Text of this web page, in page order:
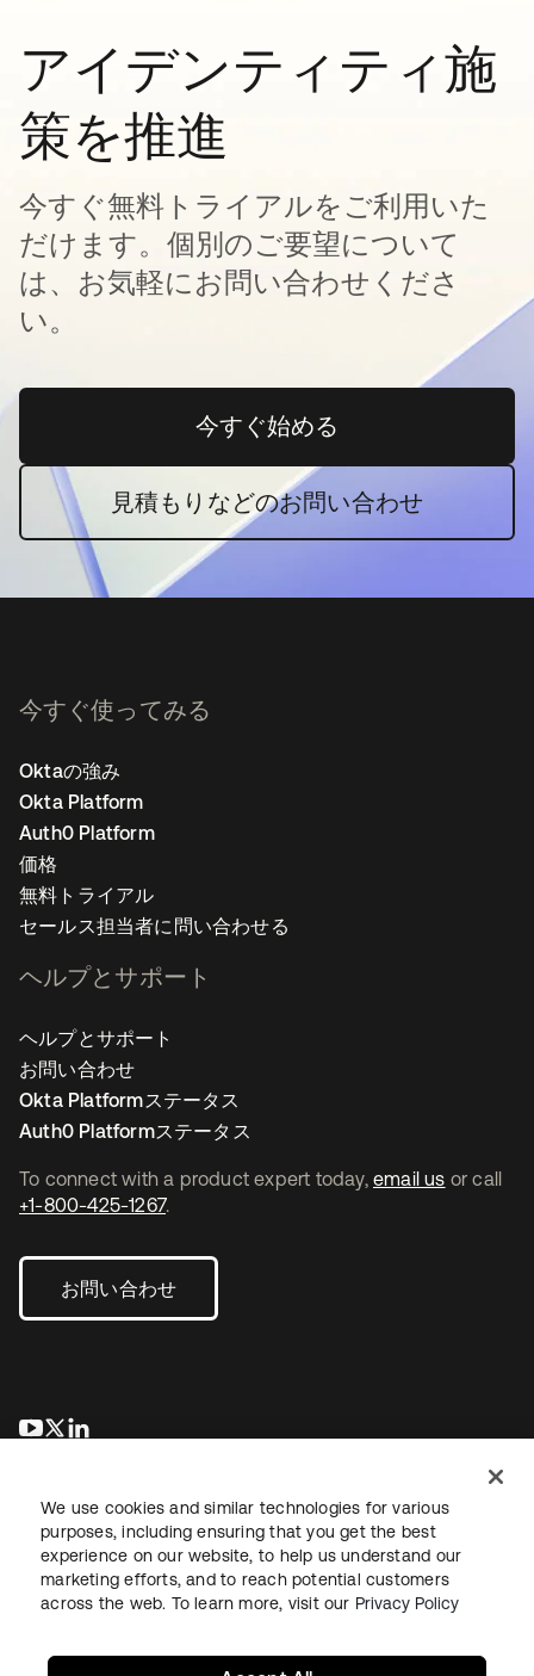
アイデンティティ施
策を推進
今すぐ無料トライアルをご利用いた
だけます。個別のご要望について
は、お気軽にお問い合わせくださ
い。
今すぐ始める新しいタブで開く
見積もりなどのお問い合わせ
To connect with a product expert today, email us or call
+1-800-425-1267.
お問い合わせ
新しいタブで開く
新しいタブで開く
今すぐ使ってみる
Oktaの強み
Okta Platform
Auth0 Platform
価格
無料トライアル
セールス担当者に問い合わせる
ヘルプとサポート
ヘルプとサポート
お問い合わせ
Okta Platformステータス
Auth0 Platformステータス
法務プライバシーポリシーサイト利用規約セキュリティ
We use cookies and similar technologies for various
purposes, including ensuring that you get the best
experience on our website, to help us understand our
marketing efforts, and to reach potential customers
across the web. To learn more, visit our Privacy Policy